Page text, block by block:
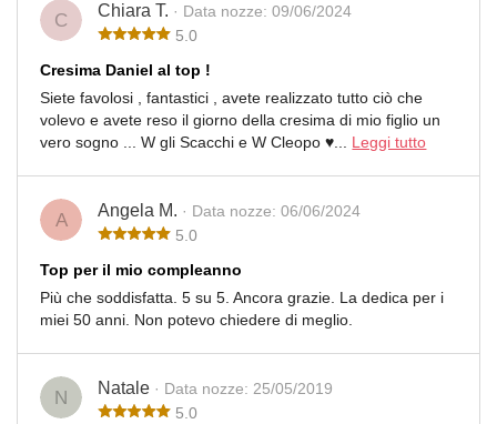
C Chiara T. · Data nozze: 09/06/2024
5.0
Cresima Daniel al top !
Siete favolosi , fantastici , avete realizzato tutto ciò che
volevo e avete reso il giorno della cresima di mio figlio un
vero sogno ... W gli Scacchi e W Cleopo ♥️... Leggi tutto
A Angela M. · Data nozze: 06/06/2024
5.0
Top per il mio compleanno
Più che soddisfatta. 5 su 5. Ancora grazie. La dedica per i
miei 50 anni. Non potevo chiedere di meglio.
N Natale · Data nozze: 25/05/2019
5.0